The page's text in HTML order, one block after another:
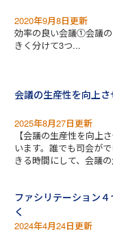
2020年9月8日更新
効率の良い会議①会議
きく分けて3つ...
会議の生産性を向上
2025年8月27日更新
【会議の生産性を向上
います。誰でも司会が
きる時間にして、会議
ファシリテーション
く
2024年4月24日更新